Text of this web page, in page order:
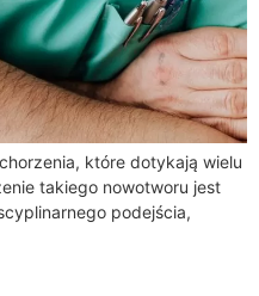
które dotykają wielu
takiego nowotworu jest
podejścia,
Wybór